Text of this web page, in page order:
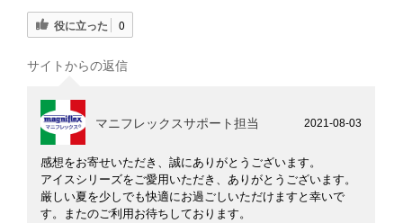
役に立った 0
サイトからの返信
マニフレックスサポート担当 2021-08-03
感想をお寄せいただき、誠にありがとうございます。
アイスシリーズをご愛用いただき、ありがとうございます。
厳しい夏を少しでも快適にお過ごしいただけますと幸いで
す。またのご利用お待ちしております。